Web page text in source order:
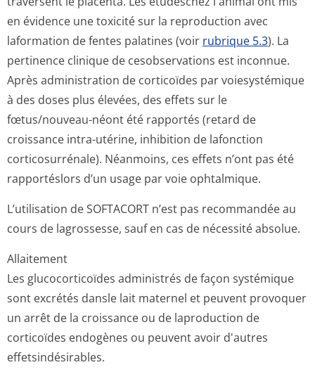
en évidence une toxicité sur la reproduction avec
laformation de fentes palatines (voir rubrique 5.3). La
pertinence clinique de cesobservations est inconnue.
Après administration de corticoïdes par voiesystémique
à des doses plus élevées, des effets sur le
fœtus/nouveau-néont été rapportés (retard de
croissance intra-utérine, inhibition de lafonction
corticosurrénale). Néanmoins, ces effets n’ont pas été
rapportéslors d’un usage par voie ophtalmique.
L’utilisation de SOFTACORT n’est pas recommandée au
cours de lagrossesse, sauf en cas de nécessité absolue.
Allaitement
Les glucocorticoïdes administrés de façon systémique
sont excrétés dansle lait maternel et peuvent provoquer
un arrêt de la croissance ou de laproduction de
corticoïdes endogènes ou peuvent avoir d'autres
effetsindésirables.